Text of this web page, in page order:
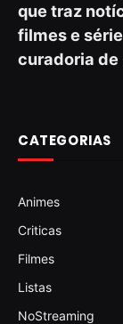
que traz
filmes e
curadoria de
CATEGORIAS
Animes
Criticas
Filmes
Listas
NoStreaming